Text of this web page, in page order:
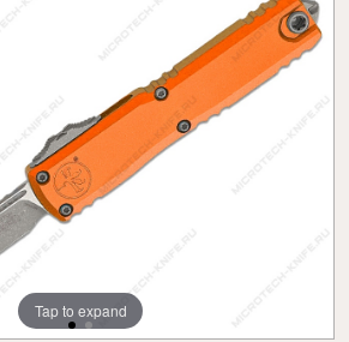
Tap to expand
Tap to expand